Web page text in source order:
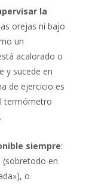
la
orejas ni bajo
un
acalorado o
y sucede en
de ejercicio es
termómetro
siempre:
(sobretodo en
o